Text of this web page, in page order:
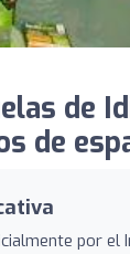
de
de
por